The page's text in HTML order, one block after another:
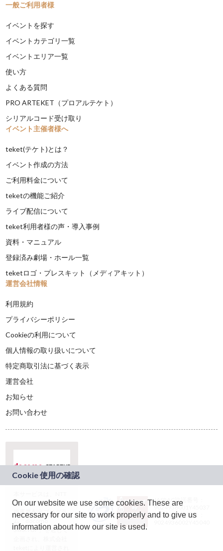
一般ご利用者様
イベントを探す
イベントカテゴリ一覧
イベントエリア一覧
使い方
よくある質問
PRO ARTEKET（プロアルテケト）
シリアルコード受け取り
イベント主催者様へ
teket(テケト)とは？
イベント作成の方法
ご利用料金について
teketの機能ご紹介
ライブ配信について
teket利用者様の声・導入事例
資料・マニュアル
登録済み劇場・ホール一覧
teketロゴ・プレスキット（メディアキット）
運営会社情報
利用規約
プライバシーポリシー
Cookieの利用について
個人情報の取り扱いについて
特定商取引法に基づく表示
運営会社
お知らせ
お問い合わせ
ドコモグループの新
規事業創出プログラ
ム「docomo
STARTUP」を通じて
JASRAC許諾番号：
9024936001Y45037
JASRAC許諾番号：
On our website we use some cookies. These are
necessary for our site to work properly and to give us
information about how our site is used.